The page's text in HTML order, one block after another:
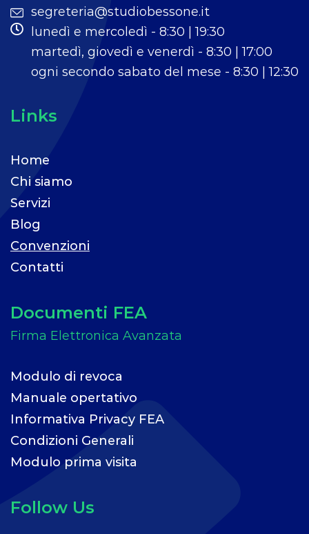
segreteria@studiobessone.it
lunedì e mercoledì - 8:30 | 19:30
martedì, giovedì e venerdì - 8:30 | 17:00
ogni secondo sabato del mese - 8:30 | 12:30
Links
Home
Chi siamo
Servizi
Blog
Convenzioni
Contatti
Documenti FEA
Modulo di revoca
Manuale opertativo
Informativa Privacy FEA
Condizioni Generali
Modulo prima visita
Follow Us